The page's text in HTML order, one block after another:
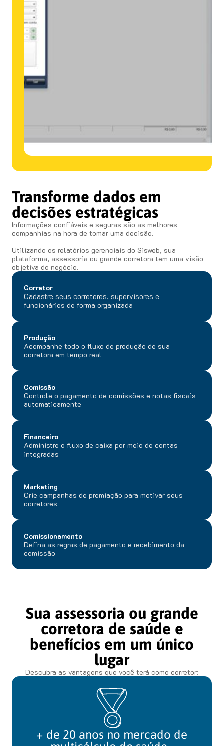
Transforme dados em
decisões estratégicas
Informações confiáveis e seguras são as melhores
companhias na hora de tomar uma decisão.
Utilizando os relatórios gerenciais do Sisweb, sua
plataforma, assessoria ou grande corretora tem uma visão
objetiva do negócio.
Corretor
Cadastre seus corretores, supervisores e
funcionários de forma organizada
Produção
Acompanhe todo o fluxo de produção de sua
corretora em tempo real
Comissão
Controle o pagamento de comissões e notas fiscais
automaticamente
Financeiro
Administre o fluxo de caixa por meio de contas
integradas
Marketing
Crie campanhas de premiação para motivar seus
corretores
Comissionamento
Defina as regras de pagamento e recebimento da
comissão
Sua assessoria ou grande
corretora de saúde e
benefícios em um único
lugar
Descubra as vantagens que você terá como corretor:
+ de 20 anos no mercado de